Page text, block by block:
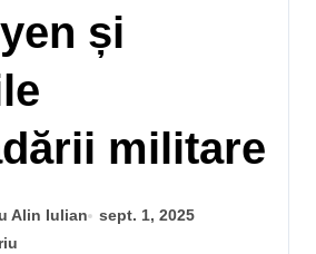
și
militare
Alin Iulian
sept. 1, 2025